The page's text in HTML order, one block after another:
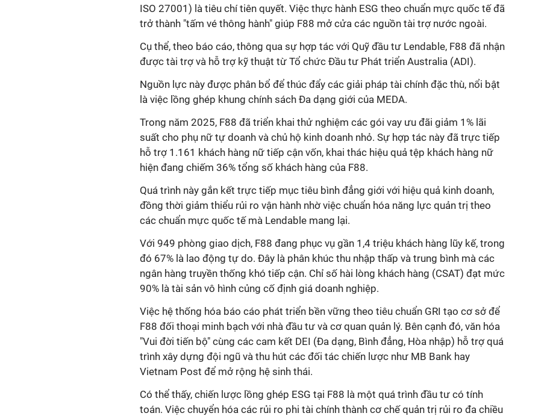
ISO 27001) là tiêu chí tiên quyết. Việc thực hành ESG theo chuẩn mực quốc tế đã
trở thành "tấm vé thông hành" giúp F88 mở cửa các nguồn tài trợ nước ngoài.
Cụ thể, theo báo cáo, thông qua sự hợp tác với Quỹ đầu tư Lendable, F88 đã nhận
được tài trợ và hỗ trợ kỹ thuật từ Tổ chức Đầu tư Phát triển Australia (ADI).
Nguồn lực này được phân bổ để thúc đẩy các giải pháp tài chính đặc thù, nổi bật
là việc lồng ghép khung chính sách Đa dạng giới của MEDA.
Trong năm 2025, F88 đã triển khai thử nghiệm các gói vay ưu đãi giảm 1% lãi
suất cho phụ nữ tự doanh và chủ hộ kinh doanh nhỏ. Sự hợp tác này đã trực tiếp
hỗ trợ 1.161 khách hàng nữ tiếp cận vốn, khai thác hiệu quả tệp khách hàng nữ
hiện đang chiếm 36% tổng số khách hàng của F88.
Quá trình này gắn kết trực tiếp mục tiêu bình đẳng giới với hiệu quả kinh doanh,
đồng thời giảm thiểu rủi ro vận hành nhờ việc chuẩn hóa năng lực quản trị theo
các chuẩn mực quốc tế mà Lendable mang lại.
Với 949 phòng giao dịch, F88 đang phục vụ gần 1,4 triệu khách hàng lũy kế, trong
đó 67% là lao động tự do. Đây là phân khúc thu nhập thấp và trung bình mà các
ngân hàng truyền thống khó tiếp cận. Chỉ số hài lòng khách hàng (CSAT) đạt mức
90% là tài sản vô hình củng cố định giá doanh nghiệp.
Việc hệ thống hóa báo cáo phát triển bền vững theo tiêu chuẩn GRI tạo cơ sở để
F88 đối thoại minh bạch với nhà đầu tư và cơ quan quản lý. Bên cạnh đó, văn hóa
"Vui đời tiến bộ" cùng các cam kết DEI (Đa dạng, Bình đẳng, Hòa nhập) hỗ trợ quá
trình xây dựng đội ngũ và thu hút các đối tác chiến lược như MB Bank hay
Vietnam Post để mở rộng hệ sinh thái.
Có thể thấy, chiến lược lồng ghép ESG tại F88 là một quá trình đầu tư có tính
toán. Việc chuyển hóa các rủi ro phi tài chính thành cơ chế quản trị rủi ro đa chiều